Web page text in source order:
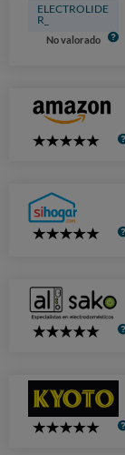
ELECTROLIDE
R_
No valorado
5
5
5
5